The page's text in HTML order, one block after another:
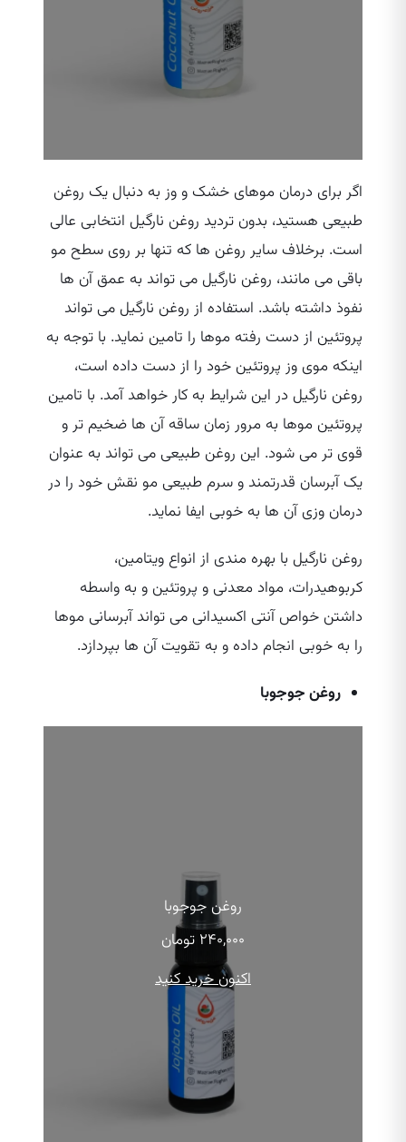
اگر برای درمان موهای خشک و وز به دنبال یک روغن
طبیعی هستید، بدون تردید روغن نارگیل انتخابی عالی
است. برخلاف سایر روغن‌ ها که تنها بر روی سطح مو
باقی می‌ مانند، روغن نارگیل می‌ تواند به عمق آن ها
نفوذ داشته باشد. استفاده از روغن نارگیل می‌ تواند
پروتئین از دست رفته موها را تامین نماید. با توجه به
اینکه موی وز پروتئین خود را از دست داده است،
روغن نارگیل در این شرایط به کار خواهد آمد. با تامین
پروتئین موها به مرور زمان ساقه آن ها ضخیم‌ تر و
قوی‌ تر می‌ شود. این روغن طبیعی می‌ تواند به عنوان
یک آبرسان قدرتمند و سرم طبیعی مو نقش خود را در
درمان وزی آن ها به خوبی ایفا نماید.
روغن نارگیل با بهره‌ مندی از انواع ویتامین،
کربوهیدرات، مواد معدنی و پروتئین و به واسطه
داشتن خواص آنتی اکسیدانی می‌ تواند آبرسانی موها
را به خوبی انجام داده و به تقویت آن ها بپردازد.
روغن جوجوبا
روغن جوجوبا
۲۴۰,۰۰۰ تومان
اکنون خرید کنید